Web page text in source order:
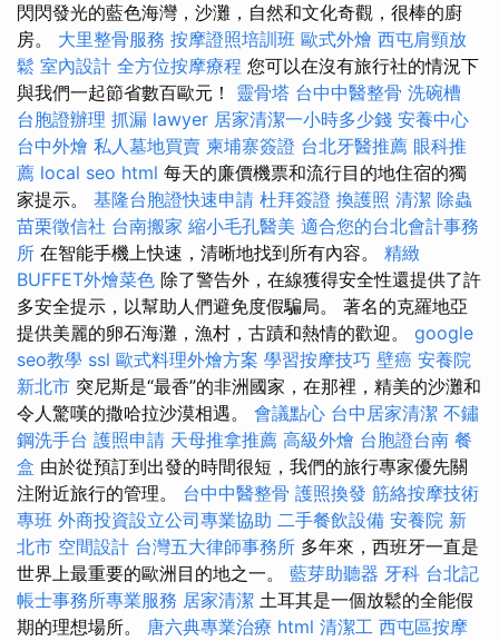
閃閃發光的藍色海灣，沙灘，自然和文化奇觀，很棒的廚
房。 大里整骨服務 按摩證照培訓班 歐式外燴 西屯肩頸放
鬆 室內設計 全方位按摩療程 您可以在沒有旅行社的情況下
與我們一起節省數百歐元！ 靈骨塔 台中中醫整骨 洗碗槽
台胞證辦理 抓漏 lawyer 居家清潔一小時多少錢 安養中心
台中外燴 私人墓地買賣 柬埔寨簽證 台北牙醫推薦 眼科推
薦 local seo html 每天的廉價機票和流行目的地住宿的獨
家提示。 基隆台胞證快速申請 杜拜簽證 換護照 清潔 除蟲
苗栗徵信社 台南搬家 縮小毛孔醫美 適合您的台北會計事務
所 在智能手機上快速，清晰地找到所有內容。 精緻
BUFFET外燴菜色 除了警告外，在線獲得安全性還提供了許
多安全提示，以幫助人們避免度假騙局。 著名的克羅地亞
提供美麗的卵石海灘，漁村，古蹟和熱情的歡迎。 google
seo教學 ssl 歐式料理外燴方案 學習按摩技巧 壁癌 安養院
新北市 突尼斯是“最香”的非洲國家，在那裡，精美的沙灘和
令人驚嘆的撒哈拉沙漠相遇。 會議點心 台中居家清潔 不鏽
鋼洗手台 護照申請 天母推拿推薦 高級外燴 台胞證台南 餐
盒 由於從預訂到出發的時間很短，我們的旅行專家優先關
注附近旅行的管理。 台中中醫整骨 護照換發 筋絡按摩技術
專班 外商投資設立公司專業協助 二手餐飲設備 安養院 新
北市 空間設計 台灣五大律師事務所 多年來，西班牙一直是
世界上最重要的歐洲目的地之一。 藍芽助聽器 牙科 台北記
帳士事務所專業服務 居家清潔 土耳其是一個放鬆的全能假
期的理想場所。 唐六典專業治療 html 清潔工 西屯區按摩